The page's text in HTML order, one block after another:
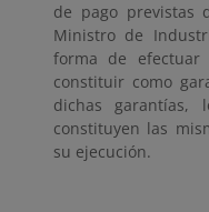
de pago previstas
Ministro de
forma de efectuar
constituir como
dichas
constituyen las
su ejecución.